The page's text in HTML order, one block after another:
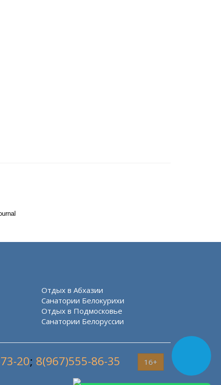
Отдых в Абхазии
Санатории Белокурихи
Отдых в Подмосковье
Санатории Белоруссии
20; 8(967)555-86-35 16+